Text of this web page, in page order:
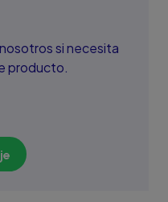
si necesita
producto.